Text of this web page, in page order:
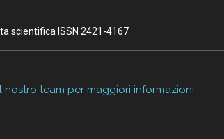
scientifica ISSN 2421-4167
nostro team per maggiori informazioni